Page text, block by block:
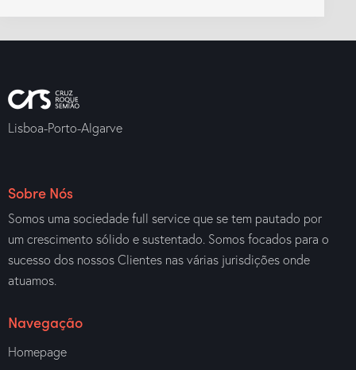
Lisboa-Porto-Algarve
Sobre Nós
Somos uma sociedade full service que se tem pautado por
um crescimento sólido e sustentado. Somos focados para o
sucesso dos nossos Clientes nas várias jurisdições onde
atuamos.
Navegação
Homepage